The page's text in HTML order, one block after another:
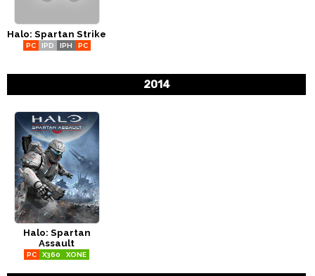
Halo: Spartan Strike
PC IPD IPH PC
2014
Halo: Spartan
Assault
PC X360 XONE